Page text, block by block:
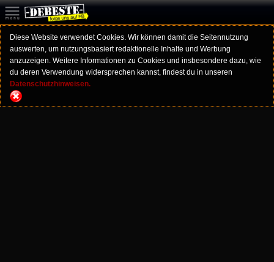
Diese Website verwendet Cookies. Wir können damit die Seitennutzung
auswerten, um nutzungsbasiert redaktionelle Inhalte und Werbung
anzuzeigen. Weitere Informationen zu Cookies und insbesondere dazu, wie
du deren Verwendung widersprechen kannst, findest du in unseren
Datenschutzhinweisen.